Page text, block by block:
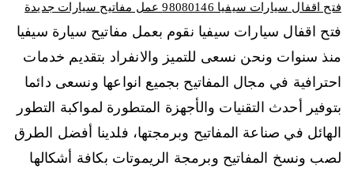
فتح اقفال سيارات سيفيا 98080146‬ عمل مفاتيح سيارات جديدة
فتح اقفال سيارات سيفيا نقوم بعمل مفاتيح سيارة سيفيا
منذ سنوات ونحن نسعى للتميز والانفراد بتقديم خدمات
احترافية في مجال المفاتيح بجميع انواعها ونسعى دائما
بتوفير أحدث التقنيات والأجهزة المتطورة لمواكبة التطور
الهائل في صناعة المفاتيح وبرمجتها، فلدينا أفضل الطرق
لصب ونسخ المفاتيح وبرمجة الريموتات بكافة أشكالها